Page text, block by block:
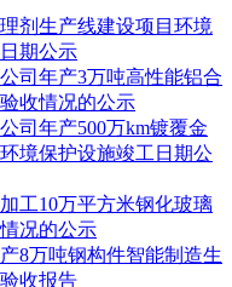
剂生产线建设项目环境
期公示
司年产3万吨高性能铝合
收情况的公示
司年产500万km镀覆金
境保护设施竣工日期公
工10万平方米钢化玻璃
况的公示
8万吨钢构件智能制造生
收报告